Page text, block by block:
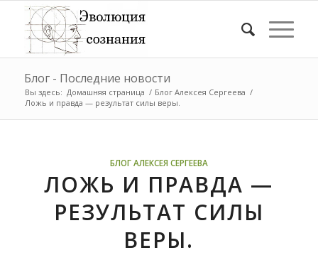
Блог - Последние новости
Вы здесь: Домашняя страница / Блог Алексея Сергеева /
Ложь и правда — результат силы веры.
БЛОГ АЛЕКСЕЯ СЕРГЕЕВА
ЛОЖЬ И ПРАВДА —
РЕЗУЛЬТАТ СИЛЫ
ВЕРЫ.